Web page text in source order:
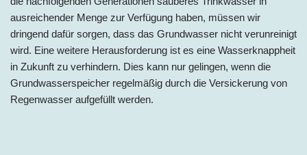
ausreichender Menge zur Verfügung haben, müssen wir
dringend dafür sorgen, dass das Grundwasser nicht verunreinigt
wird. Eine weitere Herausforderung ist es eine Wasserknappheit
in Zukunft zu verhindern. Dies kann nur gelingen, wenn die
Grundwasserspeicher regelmäßig durch die Versickerung von
Regenwasser aufgefüllt werden.